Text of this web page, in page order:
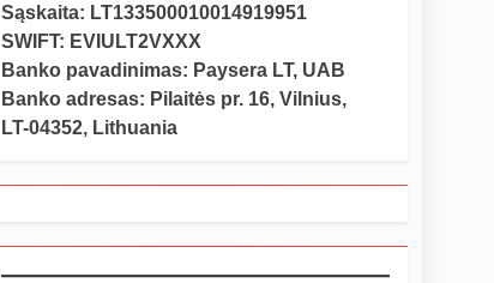
Sąskaita: LT133500010014919951
SWIFT: EVIULT2VXXX
Banko pavadinimas: Paysera LT, UAB
Banko adresas: Pilaitės pr. 16, Vilnius,
LT-04352, Lithuania